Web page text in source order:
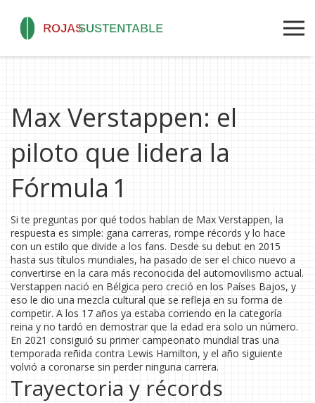
Max Verstappen: el
piloto que lidera la
Fórmula 1
Si te preguntas por qué todos hablan de Max Verstappen, la
respuesta es simple: gana carreras, rompe récords y lo hace
con un estilo que divide a los fans. Desde su debut en 2015
hasta sus títulos mundiales, ha pasado de ser el chico nuevo a
convertirse en la cara más reconocida del automovilismo actual.
Verstappen nació en Bélgica pero creció en los Países Bajos, y
eso le dio una mezcla cultural que se refleja en su forma de
competir. A los 17 años ya estaba corriendo en la categoría
reina y no tardó en demostrar que la edad era solo un número.
En 2021 consiguió su primer campeonato mundial tras una
temporada reñida contra Lewis Hamilton, y el año siguiente
volvió a coronarse sin perder ninguna carrera.
Trayectoria y récords